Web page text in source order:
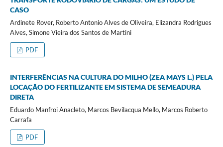
CASO
Ardinete Rover, Roberto Antonio Alves de Oliveira, Elizandra Rodrigues
Alves, Simone Vieira dos Santos de Martini
PDF
INTERFERÊNCIAS NA CULTURA DO MILHO (ZEA MAYS L.) PELA
LOCAÇÃO DO FERTILIZANTE EM SISTEMA DE SEMEADURA
DIRETA
Eduardo Manfroi Anacleto, Marcos Bevilacqua Mello, Marcos Roberto
Carrafa
PDF